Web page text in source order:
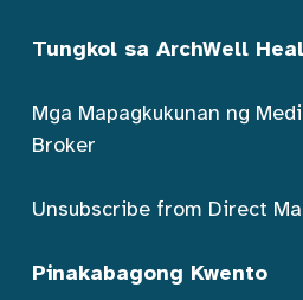
Tungkol sa ArchWell
Mga Mapagkukunan ng
Broker
Unsubscribe from Direct
Pinakabagong Kwento